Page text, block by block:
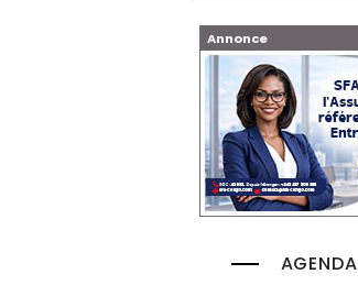
Annonce
AGENDA